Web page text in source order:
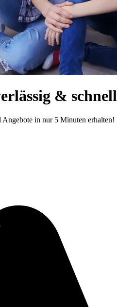
& schnell
in nur 5 Minuten erhalten!